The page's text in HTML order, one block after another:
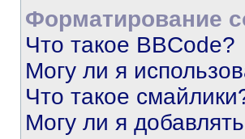
Форматирование
Что такое BBCode?
Могу ли я
Что такое
Могу ли я